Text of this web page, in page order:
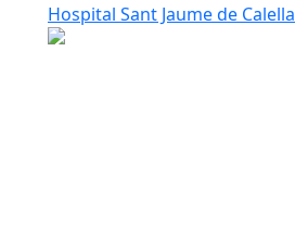
Hospital Sant Jaume de Calella